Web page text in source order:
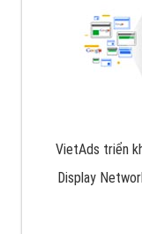
VietAds triển
Display